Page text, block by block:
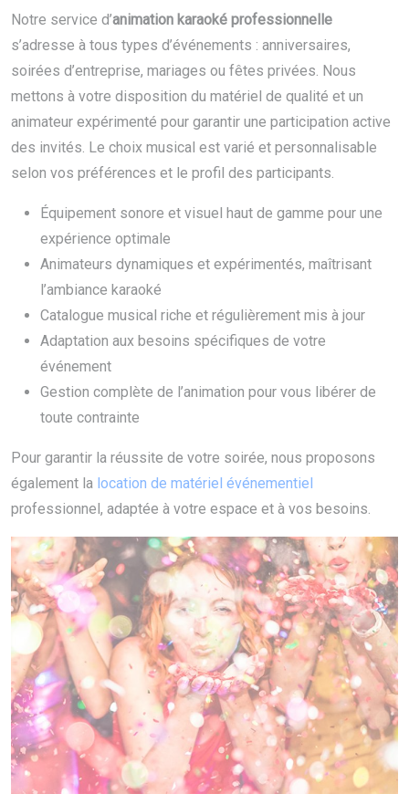
Notre service d’animation karaoké professionnelle
s’adresse à tous types d’événements : anniversaires,
soirées d’entreprise, mariages ou fêtes privées. Nous
mettons à votre disposition du matériel de qualité et un
animateur expérimenté pour garantir une participation active
des invités. Le choix musical est varié et personnalisable
selon vos préférences et le profil des participants.
Équipement sonore et visuel haut de gamme pour une
expérience optimale
Animateurs dynamiques et expérimentés, maîtrisant
l’ambiance karaoké
Catalogue musical riche et régulièrement mis à jour
Adaptation aux besoins spécifiques de votre
événement
Gestion complète de l’animation pour vous libérer de
toute contrainte
Pour garantir la réussite de votre soirée, nous proposons
également la location de matériel événementiel
professionnel, adaptée à votre espace et à vos besoins.